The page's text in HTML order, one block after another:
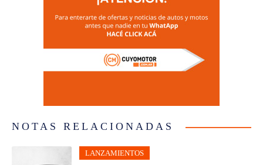
NOTAS RELACIONADAS
LANZAMIENTOS